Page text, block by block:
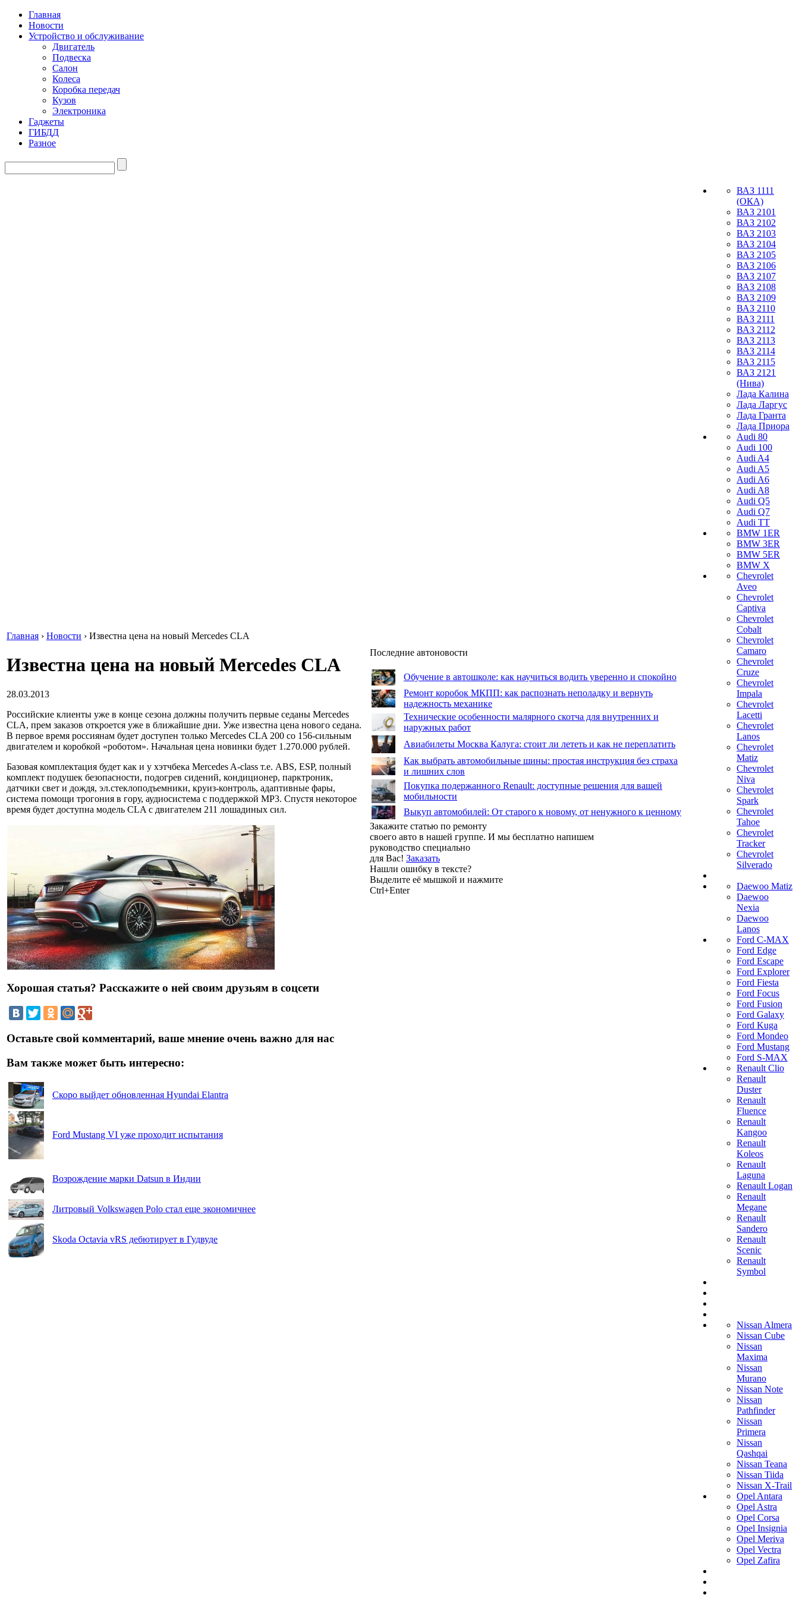
Главная
Новости
Устройство и обслуживание
Двигатель
Подвеска
Салон
Колеса
Коробка передач
Кузов
Электроника
Гаджеты
ГИБДД
Разное
Главная › Новости › Известна цена на новый Mercedes CLA
Известна цена на новый Mercedes CLA
28.03.2013
Российские клиенты уже в конце сезона должны получить первые седаны Mercedes
CLA, прем заказов откроется уже в ближайшие дни. Уже известна цена нового седана.
В первое время россиянам будет доступен только Mercedes CLA 200 со 156-сильным
двигателем и коробкой «роботом». Начальная цена новинки будет 1.270.000 рублей.
Базовая комплектация будет как и у хэтчбека Mercedes A-class т.е. ABS, ESP, полный
комплект подушек безопасности, подогрев сидений, кондиционер, парктроник,
датчики свет и дождя, эл.стеклоподъемники, круиз-контроль, адаптивные фары,
система помощи трогония в гору, аудиосистема с поддержкой MP3. Спустя некоторое
время будет доступна модель CLA с двигателем 211 лошадиных сил.
Хорошая статья? Расскажите о ней своим друзьям в соцсети
Оставьте свой комментарий, ваше мнение очень важно для нас
Вам также может быть интересно:
Скоро выйдет обновленная Hyundai Elantra
Ford Mustang VI уже проходит испытания
Возрождение марки Datsun в Индии
Литровый Volkswagen Polo стал еще экономичнее
Skoda Octavia vRS дебютирует в Гудвуде
Последние автоновости
Обучение в автошколе: как научиться водить уверенно и спокойно
Ремонт коробок МКПП: как распознать неполадку и вернуть
надежность механике
Технические особенности малярного скотча для внутренних и
наружных работ
Авиабилеты Москва Калуга: стоит ли лететь и как не переплатить
Как выбрать автомобильные шины: простая инструкция без страха
и лишних слов
Покупка подержанного Renault: доступные решения для вашей
мобильности
Выкуп автомобилей: От старого к новому, от ненужного к ценному
Закажите статью по ремонту
своего авто в нашей группе. И мы бесплатно напишем
руководство специально
для Вас! Заказать
Нашли ошибку в тексте?
Выделите её мышкой и нажмите
Ctrl+Enter
ВАЗ 1111
(ОКА)
ВАЗ 2101
ВАЗ 2102
ВАЗ 2103
ВАЗ 2104
ВАЗ 2105
ВАЗ 2106
ВАЗ 2107
ВАЗ 2108
ВАЗ 2109
ВАЗ 2110
ВАЗ 2111
ВАЗ 2112
ВАЗ 2113
ВАЗ 2114
ВАЗ 2115
ВАЗ 2121
(Нива)
Лада Калина
Лада Ларгус
Лада Гранта
Лада Приора
Audi 80
Audi 100
Audi A4
Audi A5
Audi A6
Audi A8
Audi Q5
Audi Q7
Audi TT
BMW 1ER
BMW 3ER
BMW 5ER
BMW X
Chevrolet
Aveo
Chevrolet
Captiva
Chevrolet
Cobalt
Chevrolet
Camaro
Chevrolet
Cruze
Chevrolet
Impala
Chevrolet
Lacetti
Chevrolet
Lanos
Chevrolet
Matiz
Chevrolet
Niva
Chevrolet
Spark
Chevrolet
Tahoe
Chevrolet
Tracker
Chevrolet
Silverado
Daewoo Matiz
Daewoo
Nexia
Daewoo
Lanos
Ford C-MAX
Ford Edge
Ford Escape
Ford Explorer
Ford Fiesta
Ford Focus
Ford Fusion
Ford Galaxy
Ford Kuga
Ford Mondeo
Ford Mustang
Ford S-MAX
Renault Clio
Renault
Duster
Renault
Fluence
Renault
Kangoo
Renault
Koleos
Renault
Laguna
Renault Logan
Renault
Megane
Renault
Sandero
Renault
Scenic
Renault
Symbol
Nissan Almera
Nissan Cube
Nissan
Maxima
Nissan
Murano
Nissan Note
Nissan
Pathfinder
Nissan
Primera
Nissan
Qashqai
Nissan Teana
Nissan Tiida
Nissan X-Trail
Opel Antara
Opel Astra
Opel Corsa
Opel Insignia
Opel Meriva
Opel Vectra
Opel Zafira